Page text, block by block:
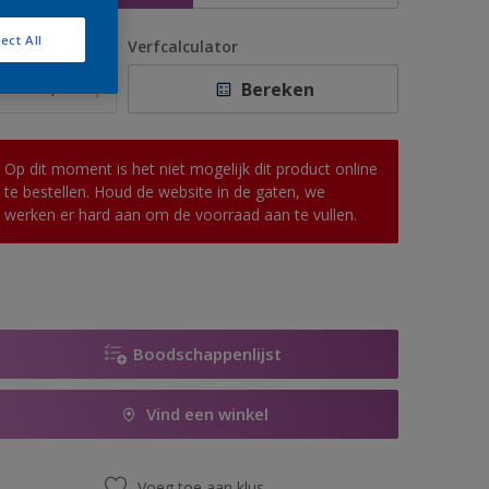
Verfcalculator
Bereken
Op dit moment is het niet mogelijk dit product online
te bestellen. Houd de website in de gaten, we
werken er hard aan om de voorraad aan te vullen.
Boodschappenlijst
Vind een winkel
All